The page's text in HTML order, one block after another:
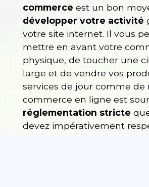
commerce est un bon
développer votre activité
votre site internet. Il vous
mettre en avant votre
physique, de toucher une
large et de vendre vos
services de jour comme de
commerce en ligne est
réglementation stricte
devez impérativement